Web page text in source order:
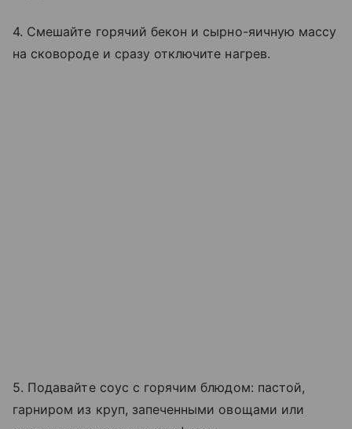
4. Смешайте горячий бекон и сырно-яичную массу
на сковороде и сразу отключите нагрев.
5. Подавайте соус с горячим блюдом: пастой,
гарниром из круп, запеченными овощами или